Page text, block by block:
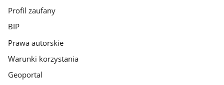
Profil zaufany
BIP
Prawa autorskie
Warunki korzystania
Geoportal